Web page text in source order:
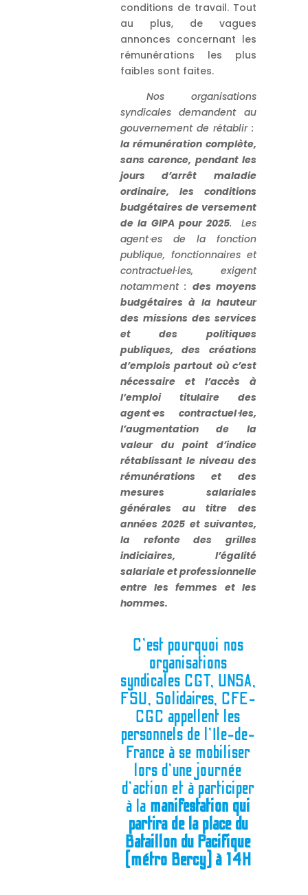
conditions de travail. Tout
au plus, de vagues
annonces concernant les
rémunérations les plus
faibles sont faites.
Nos organisations
syndicales demandent au
gouvernement de rétablir :
la rémunération complète,
sans carence, pendant les
jours d’arrêt maladie
ordinaire, les conditions
budgétaires de versement
de la GIPA pour 2025. Les
agent⋅es de la fonction
publique, fonctionnaires et
contractuel·les, exigent
notamment : des moyens
budgétaires à la hauteur
des missions des services
et des politiques
publiques, des créations
d’emplois partout où c’est
nécessaire et l’accès à
l’emploi titulaire des
agent⋅es contractuel⋅les,
l’augmentation de la
valeur du point d’indice
rétablissant le niveau des
rémunérations et des
mesures salariales
générales au titre des
années 2025 et suivantes,
la refonte des grilles
indiciaires, l’égalité
salariale et professionnelle
entre les femmes et les
hommes.
C’est pourquoi nos
organisations
syndicales CGT, UNSA,
FSU, Solidaires, CFE-
CGC appellent les
personnels de l’Ile-de-
France à se mobiliser
lors d’une journée
d’action et à participer
à la manifestation qui
partira de la place du
Bataillon du Pacifique
(métro Bercy) à 14H